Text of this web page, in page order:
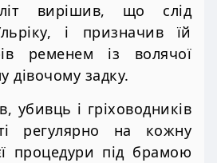
вирішив, що слід
і призначив їй
ременем із волячої
дівочому задку.
убивць і гріховодників
регулярно на кожну
процедури під брамою